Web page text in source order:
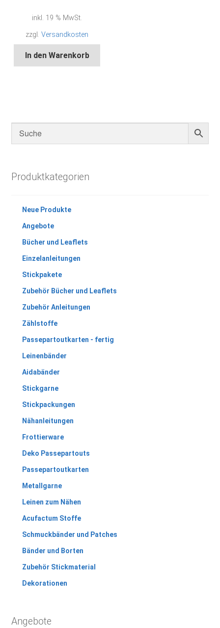
inkl. 19 % MwSt.
zzgl.Versandkosten
In den Warenkorb
Produktkategorien
Neue Produkte
Angebote
Bücher und Leaflets
Einzelanleitungen
Stickpakete
Zubehör Bücher und Leaflets
Zubehör Anleitungen
Zählstoffe
Passepartoutkarten - fertig
Leinenbänder
Aidabänder
Stickgarne
Stickpackungen
Nähanleitungen
Frottierware
Deko Passepartouts
Passepartoutkarten
Metallgarne
Leinen zum Nähen
Acufactum Stoffe
Schmuckbänder und Patches
Bänder und Borten
Zubehör Stickmaterial
Dekorationen
Angebote